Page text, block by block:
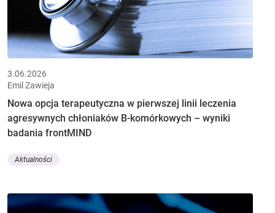
3.06.2026
Emil Zawieja
Nowa opcja terapeutyczna w pierwszej linii leczenia
agresywnych chłoniaków B-komórkowych – wyniki
badania frontMIND
Aktualności